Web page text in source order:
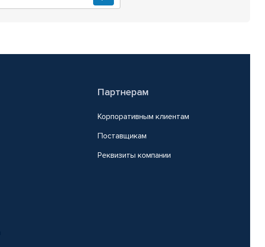
Партнерам
Корпоративным клиентам
Поставщикам
Реквизиты компании